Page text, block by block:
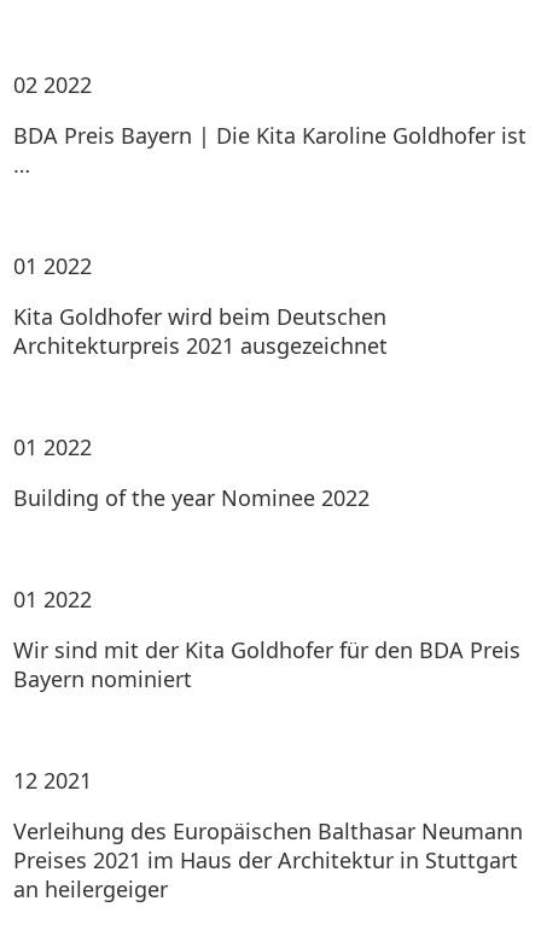
02 2022
BDA Preis Bayern | Die Kita Karoline Goldhofer ist
…
01 2022
Kita Goldhofer wird beim Deutschen
Architekturpreis 2021 ausgezeichnet
01 2022
Building of the year Nominee 2022
01 2022
Wir sind mit der Kita Goldhofer für den BDA Preis
Bayern nominiert
12 2021
Verleihung des Europäischen Balthasar Neumann
Preises 2021 im Haus der Architektur in Stuttgart
an heilergeiger